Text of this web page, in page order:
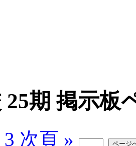
25期 掲示板
3 次頁 »